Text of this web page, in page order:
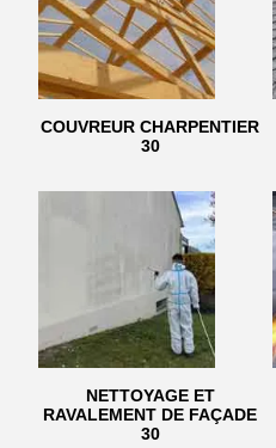
COUVREUR CHARPENTIER
30
NETTOYAGE ET
RAVALEMENT DE FAÇADE
30